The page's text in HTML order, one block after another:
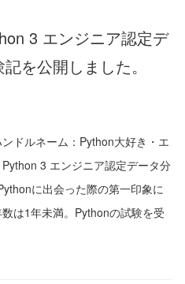
3 エンジニア認定デ
を公開しました。
ドルネーム：Python大好き・エ
3 エンジニア認定データ分
に出会った際の第一印象に
は1年未満。Pythonの試験を受